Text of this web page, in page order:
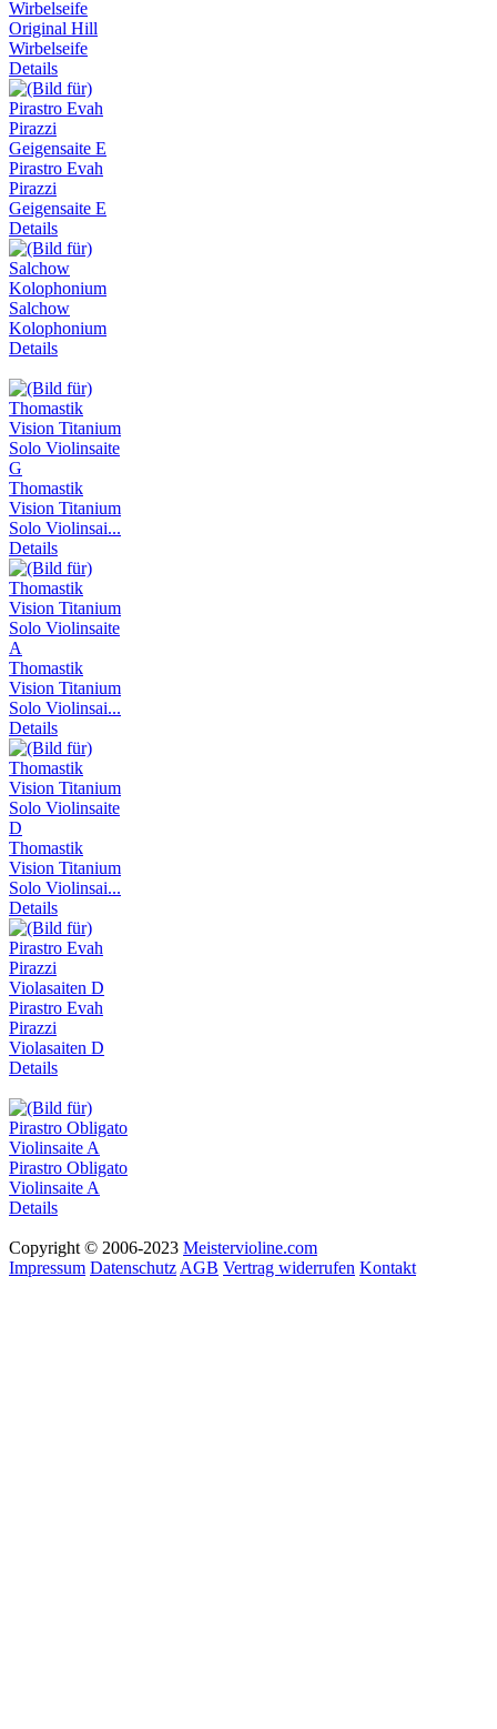
Original Hill
Wirbelseife
Details
Pirastro Evah
Pirazzi
Geigensaite E
Details
Salchow
Kolophonium
Details
Thomastik
Vision Titanium
Solo Violinsai...
Details
Thomastik
Vision Titanium
Solo Violinsai...
Details
Thomastik
Vision Titanium
Solo Violinsai...
Details
Pirastro Evah
Pirazzi
Violasaiten D
Details
Pirastro Obligato
Violinsaite A
Details
Copyright © 2006-2023 Meistervioline.com
Impressum Datenschutz AGB Vertrag widerrufen Kontakt